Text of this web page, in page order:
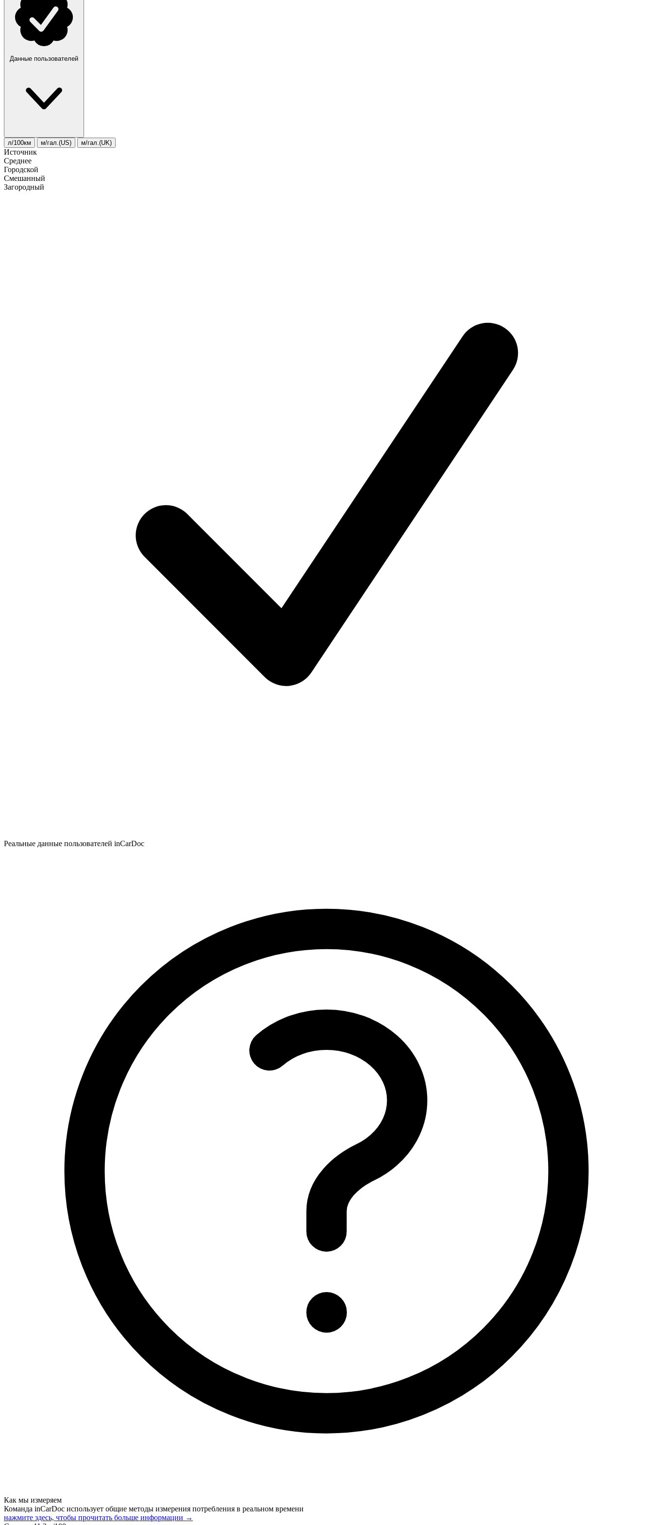
Данные пользователей
л/100км м/гал.(US) м/гал.(UK)
Источник
Среднее
Городской
Смешанный
Загородный
Реальные данные пользователей inCarDoc
Как мы измеряем
Команда inCarDoc использует общие методы измерения потребления в реальном времени
нажмите здесь, чтобы прочитать больше информации →